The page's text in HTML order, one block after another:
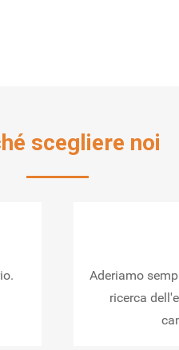
scegliere noi
Aderiamo
ricerca